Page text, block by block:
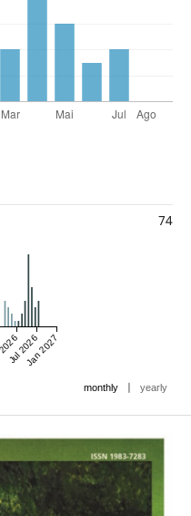
74
Jul 2026Jan 2027
monthly | yearly